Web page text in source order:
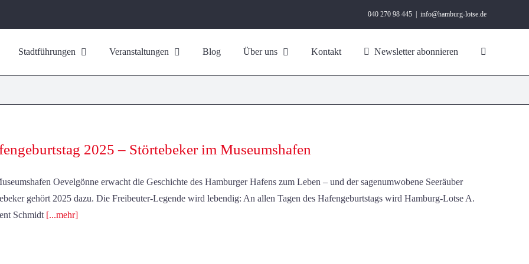
040 270 98 445 info@hamburg-lotse.de
Stadtführungen Veranstaltungen Blog Über uns Kontakt Newsletter abonnieren
2025 – Störtebeker im Museumshafen
Oevelgönne erwacht die Geschichte des Hamburger Hafens zum Leben – und der sagenumwobene Seeräuber
gehört 2025 dazu. Die Freibeuter-Legende wird lebendig: An allen Tagen des Hafengeburtstags wird Hamburg-Lotse A.
Schmidt [...mehr]